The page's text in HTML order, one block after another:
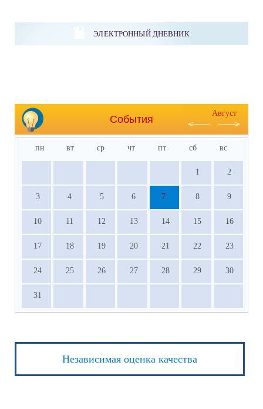
ЭЛЕКТРОННЫЙ ДНЕВНИК
События
Август
пн вт ср чт пт сб вс
1 2
3 4 5 6 7 8 9
10 11 12 13 14 15 16
17 18 19 20 21 22 23
24 25 26 27 28 29 30
31
Независимая оценка качества